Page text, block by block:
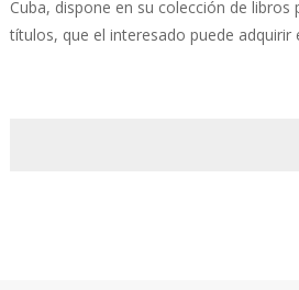
Cuba, dispone en su colección de libros
títulos, que el interesado puede adquirir